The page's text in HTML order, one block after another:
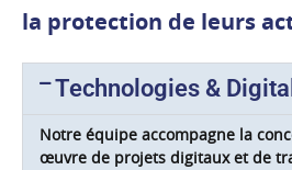
la protection de leurs
Technologies & Digital
Notre équipe accompagne la
œuvre de projets digitaux et de